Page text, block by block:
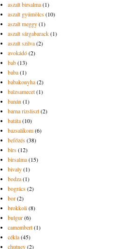
aszalt birsalma(1)
aszalt gyümölcs(10)
aszalt meggy(1)
aszalt sárgabarack(1)
aszalt szilva(2)
avokádó(2)
bab(13)
baba(1)
babakonyha(2)
balzsamecet(1)
banán(1)
barna rizsliszt(2)
batáta(10)
bazsalikom(6)
befőzés(38)
birs(12)
birsalma(15)
bivaly(1)
bodza(1)
bogrács(2)
bor(2)
brokkoli(8)
bulgur(6)
camembert(1)
cékla(45)
chutney(2)